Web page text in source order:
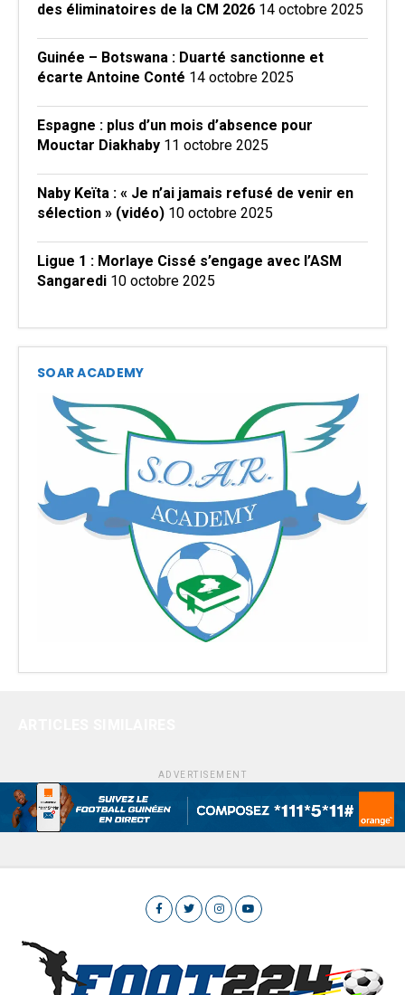
des éliminatoires de la CM 2026 14 octobre 2025
Guinée – Botswana : Duarté sanctionne et
écarte Antoine Conté 14 octobre 2025
Espagne : plus d’un mois d’absence pour
Mouctar Diakhaby 11 octobre 2025
Naby Keïta : « Je n’ai jamais refusé de venir en
sélection » (vidéo) 10 octobre 2025
Ligue 1 : Morlaye Cissé s’engage avec l’ASM
Sangaredi 10 octobre 2025
SOAR ACADEMY
ADVERTISEMENT